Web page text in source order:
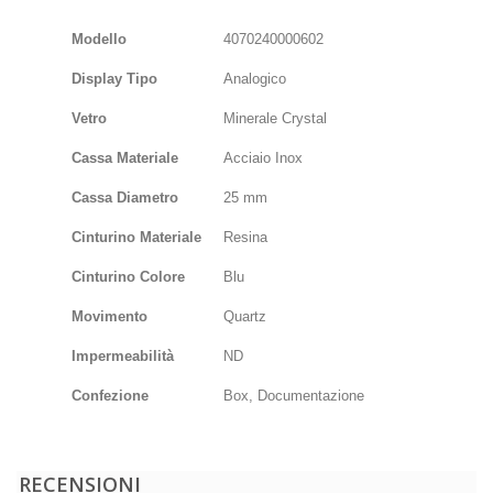
Modello 4070240000602
Display Tipo Analogico
Vetro Minerale Crystal
Cassa Materiale Acciaio Inox
Cassa Diametro 25 mm
Cinturino Materiale Resina
Cinturino Colore Blu
Movimento Quartz
Impermeabilità ND
Confezione Box, Documentazione
RECENSIONI